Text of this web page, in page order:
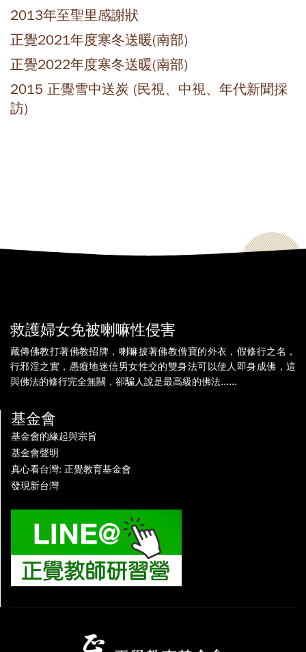
2013年至聖里感謝狀
正覺2021年度寒冬送暖(南部)
正覺2022年度寒冬送暖(南部)
2015 正覺雪中送炭 (民視、中視、年代新聞採
訪)
救護婦女免被喇嘛性侵害
藏傳佛教打著佛教招牌，喇嘛披著佛教僧寶的外衣，假修行之名，
行邪淫之實，愚癡地迷信男女性交的雙身法可以使人即身成佛，這
與佛法的修行完全無關，卻騙人說是最高級的佛法......
基金會
基金會的緣起與宗旨
基金會聲明
真心看台灣: 正覺教育基金會
發現新台灣